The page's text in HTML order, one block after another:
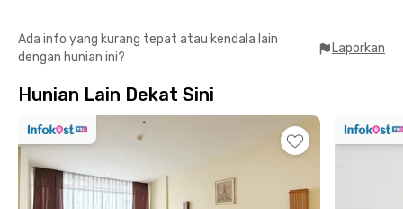
dan terawat, serta akses WiFi gratis untuk mendukung
Fasilitas bersama yang tersedia mencakup dapur lengkap
dimanfaatkan untuk bersantai atau berinteraksi dengan
sesama penghuni. Kost putri Bandung ini juga menyediakan
parkir motor yang aman dan mudah diakses, menjadikannya
pilihan ideal bagi mahasiswi maupun pekerja perempuan yang
membutuhkan mobilitas tinggi.
Lokasinya sangat strategis—hanya 4 menit dari Borma
Ada info yang kurang tepat atau kendala lain
dengan hunian ini?
Laporkan
Hunian Lain Dekat Sini